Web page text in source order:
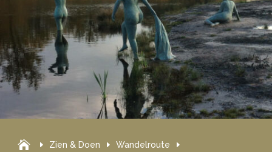
 Zien & Doen Wandelroute